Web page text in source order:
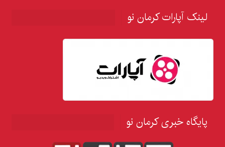
لینک آپارات کرمان نو
پایگاه خبری کرمان نو